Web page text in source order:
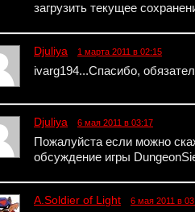
загрузить текущее
Djuliya 1 марта 2011 в 02:15
ivarg194...Спасибо,
Djuliya 6 мая 2011 в 03:17
Пожалуйста если можно
обсуждение игры
A.Soldier of Light 6 мая 2011 в